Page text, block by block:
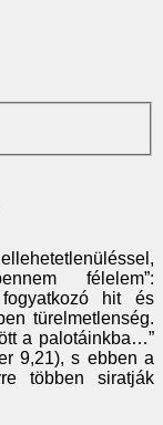
félelem”:
fogyatkozó hit és
türelmetlenség.
a palotáinkba…”
9,21), s ebben a
többen siratják